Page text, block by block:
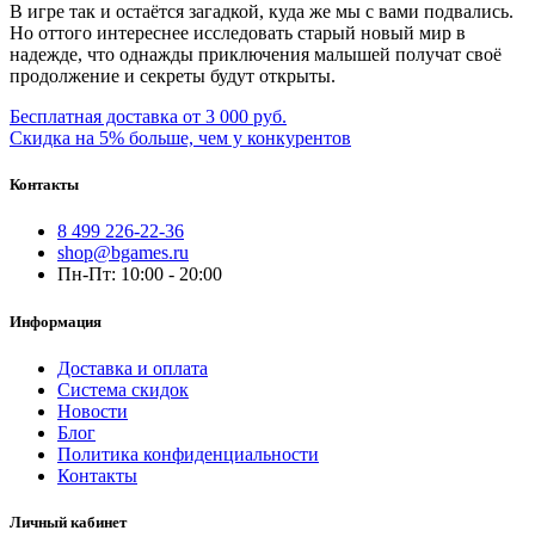
В игре так и остаётся загадкой, куда же мы с вами подвались.
Но оттого интереснее исследовать старый новый мир в
надежде, что однажды приключения малышей получат своё
продолжение и секреты будут открыты.
Бесплатная доставка от 3 000 руб.
Скидка на 5% больше, чем у конкурентов
Контакты
8 499 226-22-36
shop@bgames.ru
Пн-Пт: 10:00 - 20:00
Информация
Доставка и оплата
Система скидок
Новости
Блог
Политика конфиденциальности
Контакты
Личный кабинет